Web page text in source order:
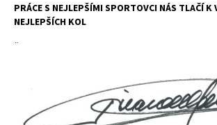
PRÁCE S NEJLEPŠÍMI SPORTOVCI NÁS TLAČÍ K
NEJLEPŠÍCH KOL
¨